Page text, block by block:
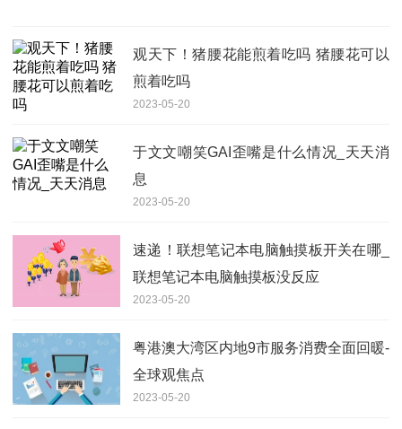
观天下！猪腰花能煎着吃吗 猪腰花可以
煎着吃吗
2023-05-20
于文文嘲笑GAI歪嘴是什么情况_天天消
息
2023-05-20
速递！联想笔记本电脑触摸板开关在哪_
联想笔记本电脑触摸板没反应
2023-05-20
粤港澳大湾区内地9市服务消费全面回暖-
全球观焦点
2023-05-20